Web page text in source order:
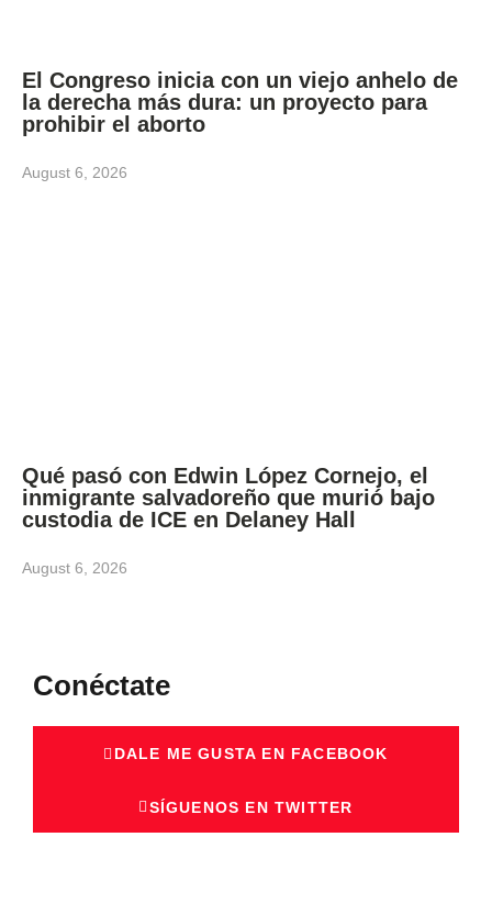
El Congreso inicia con un viejo anhelo de
la derecha más dura: un proyecto para
prohibir el aborto
August 6, 2026
Qué pasó con Edwin López Cornejo, el
inmigrante salvadoreño que murió bajo
custodia de ICE en Delaney Hall
August 6, 2026
Conéctate
DALE ME GUSTA EN FACEBOOK
SÍGUENOS EN TWITTER